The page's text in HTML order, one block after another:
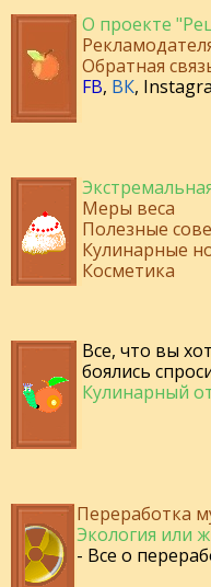
О проекте
Обратная
FB, ВК,
Меры веса
Полезные
Кулинарные
Косметика
Все, что вы
боялись
Кулинарный
Переработка
Экология или
- Все о